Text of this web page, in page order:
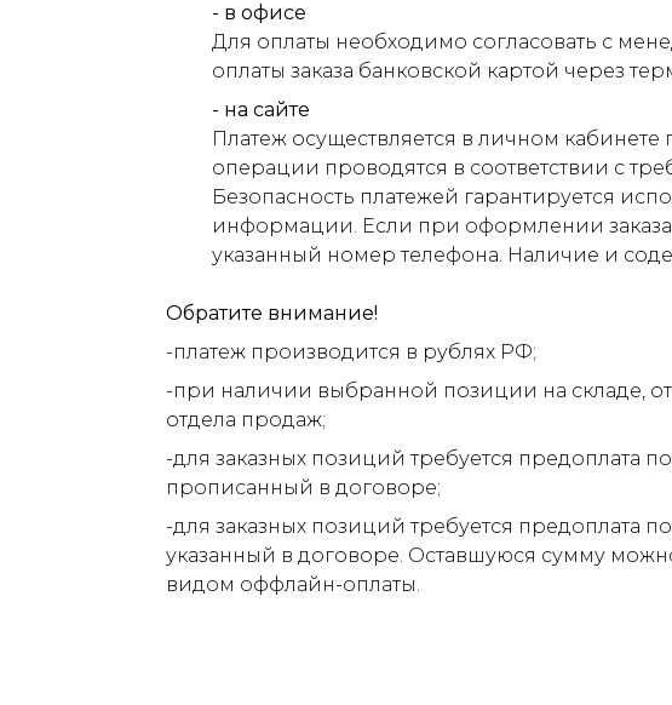
- в офисе
Для оплаты необходимо согласовать с
оплаты заказа банковской картой через
- на сайте
Платеж осуществляется в личном
операции проводятся в соответствии с
Безопасность платежей гарантируется
информации. Если при оформлении заказа
указанный номер телефона. Наличие и
Обратите внимание!
-платеж производится в рублях РФ;
-при наличии выбранной позиции на складе,
отдела продаж;
-для заказных позиций требуется предоплата
прописанный в договоре;
-для заказных позиций требуется предоплата
указанный в договоре. Оставшуюся сумму
видом оффлайн-оплаты.